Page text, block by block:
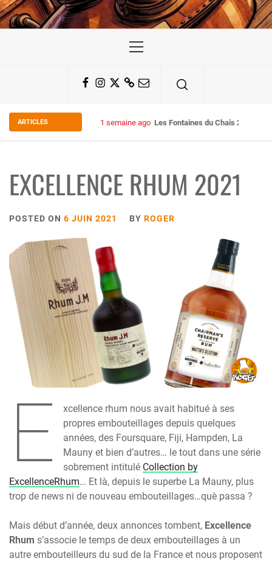
Menu
Facebook
Instagram
TwitterSubstack
Email
ARTICLES 2 semaines ago Some Kind Ov POH !
EXCELLENCE RHUM 2021
POSTED ON 6 JUIN 2021 BY ROGER
E
xcellence rhum nous avait habitué à ses
propres embouteillages depuis quelques
années, des Foursquare, Fiji, Hampden, La
Mauny et bien d’autres… le tout dans une série
sobrement intitulé Collection by
ExcellenceRhum… Et là, depuis le superbe La Mauny, plus
trop de news ni de nouveau embouteillages…què passa ?
Mais début d’année, deux annonces tombent, Excellence
Rhum s’associe le temps de deux embouteillages à un
autre embouteilleurs du sud de la France et nous proposent